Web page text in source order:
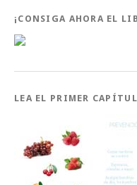
¡CONSIGA AHORA EL
LEA EL PRIMER